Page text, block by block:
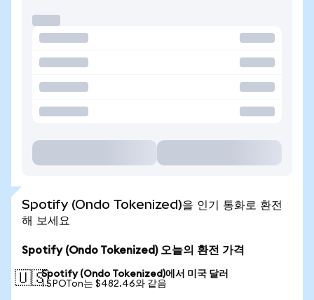
Spotify (Ondo Tokenized)을 인기 통화로 환전
해 보세요
Spotify (Ondo Tokenized) 오늘의 환전 가격
🇺🇸Spotify (Ondo Tokenized)에서 미국 달러
1 SPOTon는 $482.46와 같음